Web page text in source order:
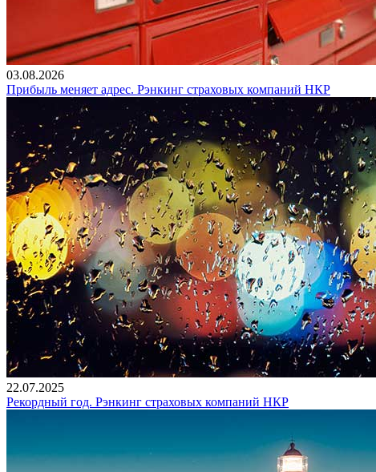
03.08.2026
Прибыль меняет адрес. Рэнкинг страховых компаний НКР
22.07.2025
Рекордный год. Рэнкинг страховых компаний НКР